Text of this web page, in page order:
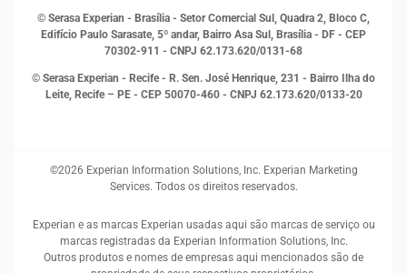
Sustentabilidade Corporativa
© Serasa Experian - Brasília - Setor Comercial Sul, Quadra 2, Bloco C,
Edifício Paulo Sarasate, 5º andar, Bairro Asa Sul, Brasília - DF - CEP
70302-911 - CNPJ 62.173.620/0131-68
© Serasa Experian - Recife - R. Sen. José Henrique, 231 - Bairro Ilha do
Leite, Recife – PE - CEP 50070-460 - CNPJ 62.173.620/0133-20
©2026 Experian Information Solutions, Inc. Experian Marketing
Services. Todos os direitos reservados.
Experian e as marcas Experian usadas aqui são marcas de serviço ou
marcas registradas da Experian Information Solutions, Inc.
Outros produtos e nomes de empresas aqui mencionados são de